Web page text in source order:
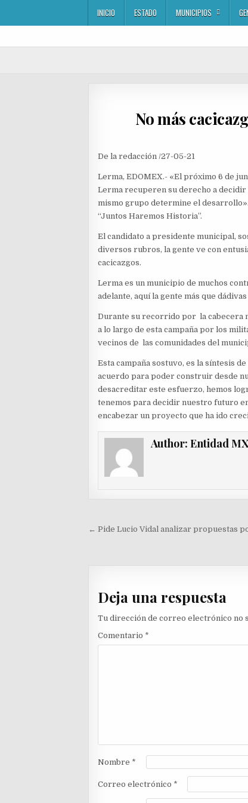
INICIO ESTADO MUNICIPIOS
No más
De la redacción /27-05-21
Lerma, EDOMEX.- «El próximo 6 de
Lerma recuperen su derecho a
mismo grupo determine el
“Juntos Haremos Historia”.
El candidato a presidente municipal,
diversos rubros, la gente ve con
cacicazgos.
Lerma es un municipio de muchos
adelante, aquí la gente más que
Durante su recorrido por la cabecera
a lo largo de esta campaña por los
vecinos de las comunidades del
Esta campaña sostuvo, es la síntesis
acuerdo para poder construir desde
desacreditar este esfuerzo, hemos
tenemos para decidir nuestro futuro
encabezar un proyecto que ha ido
Author: Entidad MX
Navegación
entradas
← Pide Lucio Vidal analizar propuestas
Deja una respuesta
Tu dirección de correo electrónico no
Comentario *
Nombre *
Correo electrónico *